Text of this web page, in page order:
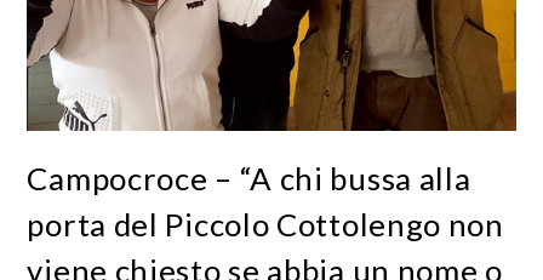
Campocroce – “A chi bussa alla
porta del Piccolo Cottolengo non
viene chiesto se abbia un nome o